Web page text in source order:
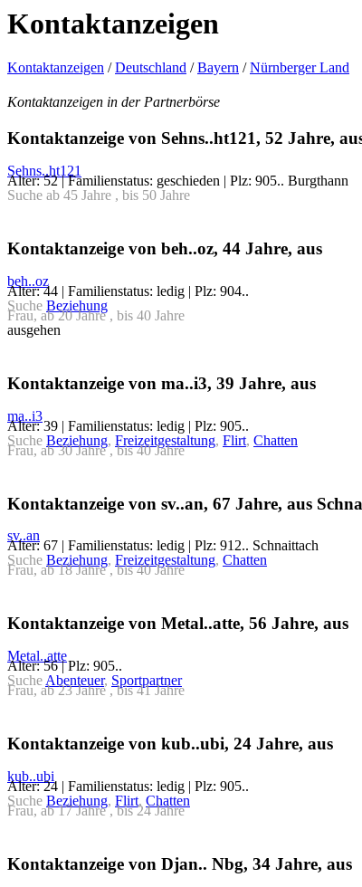
Kontaktanzeigen
Kontaktanzeigen /Deutschland /Bayern /Nürnberger Land
Kontaktanzeigen in der Partnerbörse
Kontaktanzeige von Sehns..ht121, 52 Jahre,
Sehns..ht121
Alter: 52 | Familienstatus: geschieden | Plz: 905.. Burgthann
Suche ab 45 Jahre , bis 50 Jahre
Kontaktanzeige von beh..oz, 44 Jahre, aus
beh..oz
Alter: 44 | Familienstatus: ledig | Plz: 904..
Suche Beziehung
Frau, ab 20 Jahre , bis 40 Jahre
ausgehen
Kontaktanzeige von ma..i3, 39 Jahre, aus
ma..i3
Alter: 39 | Familienstatus: ledig | Plz: 905..
Suche Beziehung, Freizeitgestaltung, Flirt, Chatten
Frau, ab 30 Jahre , bis 40 Jahre
Kontaktanzeige von sv..an, 67 Jahre, aus
sv..an
Alter: 67 | Familienstatus: ledig | Plz: 912.. Schnaittach
Suche Beziehung, Freizeitgestaltung, Chatten
Frau, ab 18 Jahre , bis 40 Jahre
Kontaktanzeige von Metal..atte, 56 Jahre, aus
Metal..atte
Alter: 56 | Plz: 905..
Suche Abenteuer, Sportpartner
Frau, ab 23 Jahre , bis 41 Jahre
Kontaktanzeige von kub..ubi, 24 Jahre, aus
kub..ubi
Alter: 24 | Familienstatus: ledig | Plz: 905..
Suche Beziehung, Flirt, Chatten
Frau, ab 17 Jahre , bis 24 Jahre
Kontaktanzeige von Djan.. Nbg, 34 Jahre, aus